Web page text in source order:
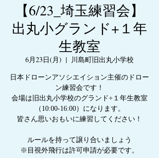
【6/23_埼玉練習会】
出丸小グランド+１年
生教室
6月23日(月)
  |
川島町旧出丸小学校
日本ドローンアソシエイション主催のドロー
ン練習会です！
会場は旧出丸小学校のグランド+１年生教室
（10:00-16:00）になります。
皆さん思いおもいに練習してください！
ルールを持って譲り合いましょう
※目視外飛行は許可申請が必要です。